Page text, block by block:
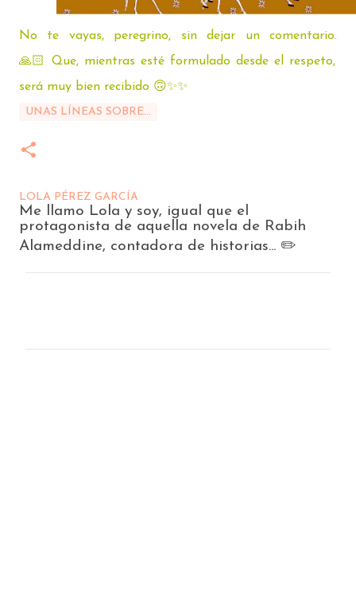
No te vayas, peregrino, sin dejar un comentario.
🙏🏻 Que, mientras esté formulado desde el respeto,
será muy bien recibido 🙃✨️✨️
UNAS LÍNEAS SOBRE...
LOLA PÉREZ GARCÍA
Me llamo Lola y soy, igual que el
protagonista de aquella novela de Rabih
Alameddine, contadora de historias... ✏️
m